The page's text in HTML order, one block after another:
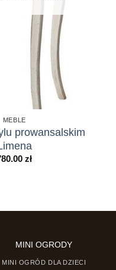
MEBLE
prowansalskim
zł
MINI OGRODY
MINI OGRÓD DLA DZIECI